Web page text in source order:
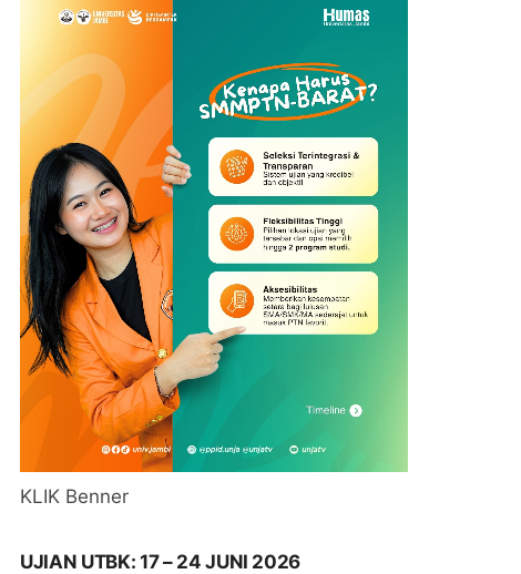
KLIK Benner
UJIAN UTBK: 17 – 24 JUNI 2026